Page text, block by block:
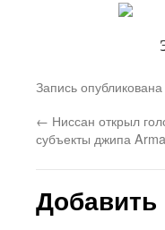
Запись
← Ниссан открыл
субъекты джипа